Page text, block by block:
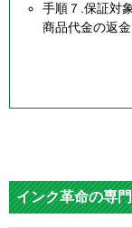
手順７.保証対
商品代金の返
インク革命の専